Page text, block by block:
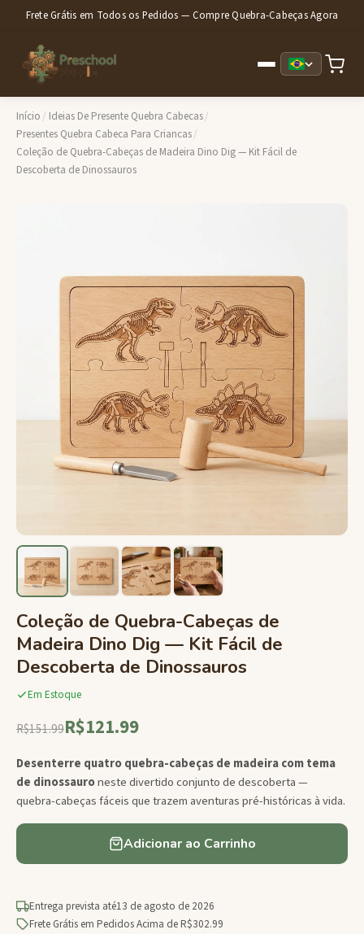
Frete Grátis em Todos os Pedidos — Compre Quebra-Cabeças Agora
Início / Ideias De Presente Quebra Cabecas/
Presentes Quebra Cabeca Para Criancas/
Coleção de Quebra-Cabeças de Madeira Dino Dig — Kit Fácil de
Descoberta de Dinossauros
Coleção de Quebra-Cabeças de
Madeira Dino Dig — Kit Fácil de
Descoberta de Dinossauros
Em Estoque
R$151.99R$121.99
Desenterre quatro quebra-cabeças de madeira com tema
de dinossauroneste divertido conjunto de descoberta —
quebra-cabeças fáceis que trazem aventuras pré-históricas à vida.
Adicionar ao Carrinho
Entrega prevista até13 de agosto de 2026
Frete Grátis em Pedidos Acima de R$302.99